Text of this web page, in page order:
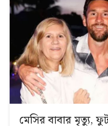
মেসির বাবার মৃত্যু,